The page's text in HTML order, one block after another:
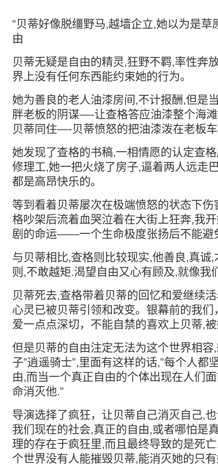
“贝蒂好像脱缰野马,越墙企立,她以为是
由
贝蒂无疑是自由的精灵,狂野不羁,率性奔
界上没有任何东西能约束她的行为。
她为善良的老人油漆房间,不计报酬,但是
胖老板的阴谋—-让查格答应油漆整个海
贝蒂同住—-贝蒂愤怒的把油漆泼在老板
她发现了查格的书稿,一相情愿的认定查
修理工,她一把火烧了房子,逼着两人远走
都是高昂快乐的。
等到看着贝蒂屡次在极端愤怒的状态下
格吵架后流着血哭泣着在大街上狂奔,我
剧的命运——一个生命极度张扬后不能避
与贝蒂相比,查格则比较现实,他善良,真诚
则,不敢越矩.渴望自由又心有顾及,就像我
贝蒂死去,查格带着贝蒂的回忆和爱继续
心灵已被贝蒂引领和改变。银幕前的我
爱一点点深切，不能自禁的喜欢上贝蒂,
但是贝蒂的自由注定无法为这个世界相
子”逍遥骑士”,里面有这样的话,”每个人都
由,而当一个真正自由的个体出现在人们
命消灭他.”
导演选择了疯狂，让贝蒂自己消灭自己,
我们现在的社会,真正的自由,或者哪怕是
理的存在于疯狂里,而且最终导致的是死
个世界没有人能摧毁贝蒂,能消灭她的只